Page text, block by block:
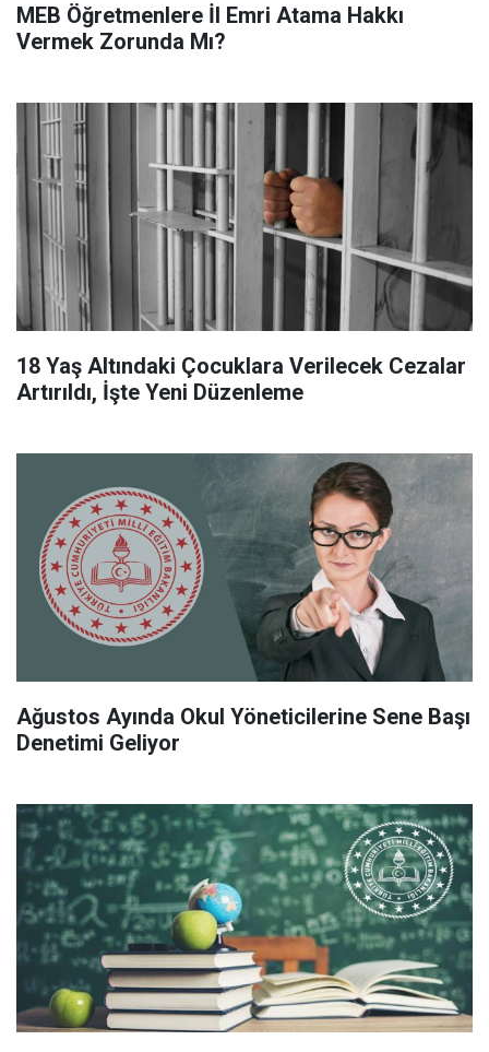
MEB Öğretmenlere İl Emri Atama Hakkı
Vermek Zorunda Mı?
18 Yaş Altındaki Çocuklara Verilecek Cezalar
Artırıldı, İşte Yeni Düzenleme
Ağustos Ayında Okul Yöneticilerine Sene Başı
Denetimi Geliyor